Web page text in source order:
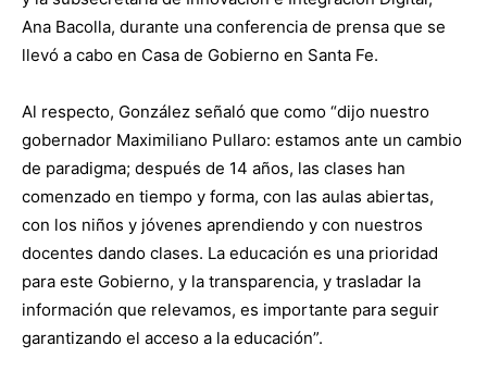
Ana Bacolla, durante una conferencia de prensa que se
llevó a cabo en Casa de Gobierno en Santa Fe.
Al respecto, González señaló que como “dijo nuestro
gobernador Maximiliano Pullaro: estamos ante un cambio
de paradigma; después de 14 años, las clases han
comenzado en tiempo y forma, con las aulas abiertas,
con los niños y jóvenes aprendiendo y con nuestros
docentes dando clases. La educación es una prioridad
para este Gobierno, y la transparencia, y trasladar la
información que relevamos, es importante para seguir
garantizando el acceso a la educación”.